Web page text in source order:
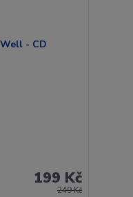
249 Kč
199 Kč